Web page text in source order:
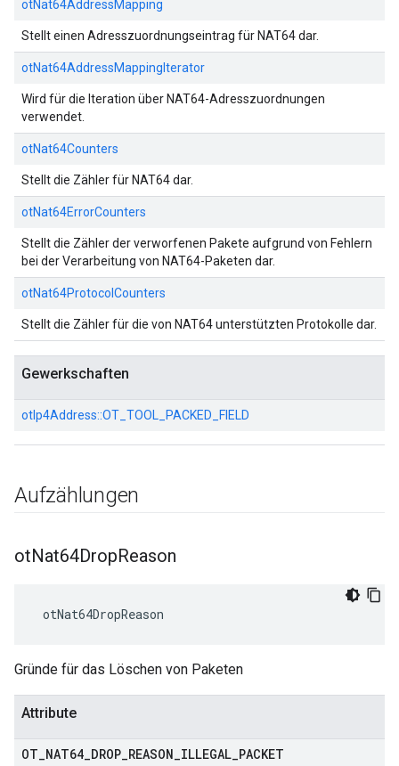
otNat64AddressMapping
Stellt einen Adresszuordnungseintrag für NAT64 dar.
otNat64AddressMappingIterator
Wird für die Iteration über NAT64-Adresszuordnungen
verwendet.
otNat64Counters
Stellt die Zähler für NAT64 dar.
otNat64ErrorCounters
Stellt die Zähler der verworfenen Pakete aufgrund von Fehlern
bei der Verarbeitung von NAT64-Paketen dar.
otNat64ProtocolCounters
Stellt die Zähler für die von NAT64 unterstützten Protokolle dar.
Gewerkschaften
otIp4Address::OT_TOOL_PACKED_FIELD
Aufzählungen
otNat64DropReason
otNat64DropReason
Gründe für das Löschen von Paketen
Attribute
OT NAT64 DROP REASON ILLEGAL PACKET